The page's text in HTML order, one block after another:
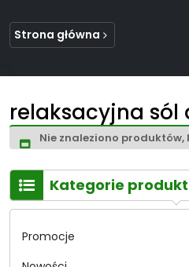
Strona główna
relaksacyjna sól
Nie znaleziono produktów,
Kategorie
Promocje